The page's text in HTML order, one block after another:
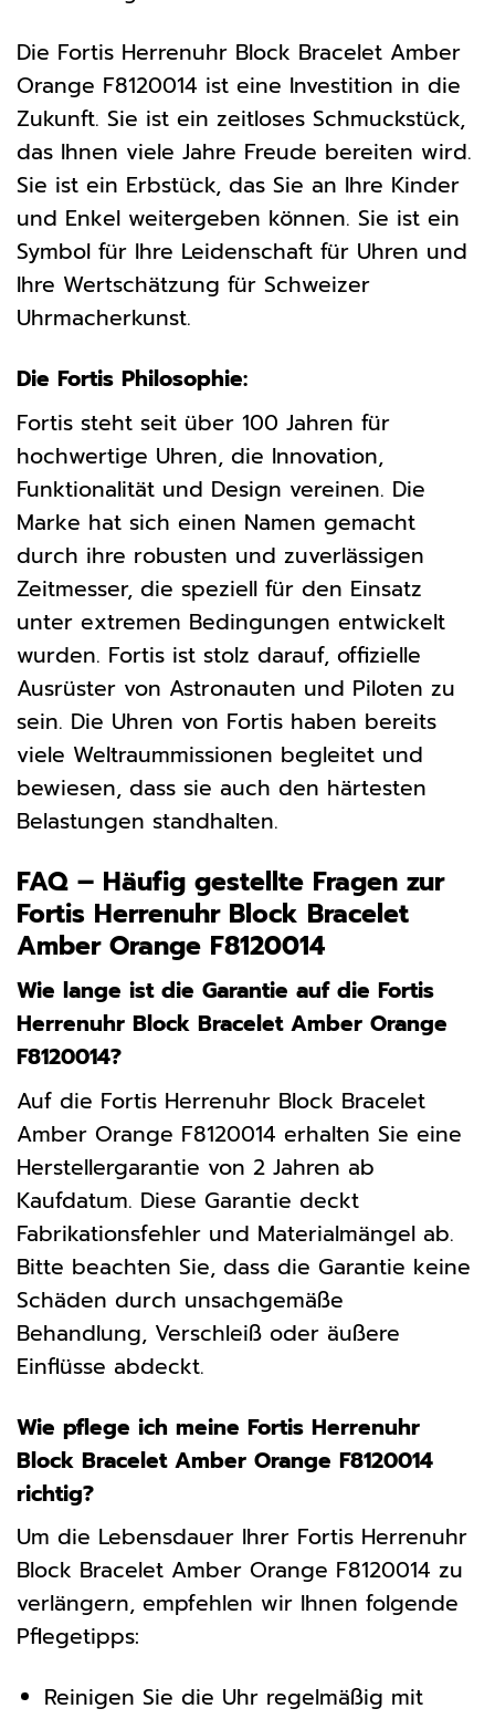
Die Fortis Herrenuhr Block Bracelet Amber
Orange F8120014 ist eine Investition in die
Zukunft. Sie ist ein zeitloses Schmuckstück,
das Ihnen viele Jahre Freude bereiten wird.
Sie ist ein Erbstück, das Sie an Ihre Kinder
und Enkel weitergeben können. Sie ist ein
Symbol für Ihre Leidenschaft für Uhren und
Ihre Wertschätzung für Schweizer
Uhrmacherkunst.
Die Fortis Philosophie:
Fortis steht seit über 100 Jahren für
hochwertige Uhren, die Innovation,
Funktionalität und Design vereinen. Die
Marke hat sich einen Namen gemacht
durch ihre robusten und zuverlässigen
Zeitmesser, die speziell für den Einsatz
unter extremen Bedingungen entwickelt
wurden. Fortis ist stolz darauf, offizielle
Ausrüster von Astronauten und Piloten zu
sein. Die Uhren von Fortis haben bereits
viele Weltraummissionen begleitet und
bewiesen, dass sie auch den härtesten
Belastungen standhalten.
FAQ – Häufig gestellte Fragen zur
Fortis Herrenuhr Block Bracelet
Amber Orange F8120014
Wie lange ist die Garantie auf die Fortis
Herrenuhr Block Bracelet Amber Orange
F8120014?
Auf die Fortis Herrenuhr Block Bracelet
Amber Orange F8120014 erhalten Sie eine
Herstellergarantie von 2 Jahren ab
Kaufdatum. Diese Garantie deckt
Fabrikationsfehler und Materialmängel ab.
Bitte beachten Sie, dass die Garantie keine
Schäden durch unsachgemäße
Behandlung, Verschleiß oder äußere
Einflüsse abdeckt.
Wie pflege ich meine Fortis Herrenuhr
Block Bracelet Amber Orange F8120014
richtig?
Um die Lebensdauer Ihrer Fortis Herrenuhr
Block Bracelet Amber Orange F8120014 zu
verlängern, empfehlen wir Ihnen folgende
Pflegetipps:
Reinigen Sie die Uhr regelmäßig mit